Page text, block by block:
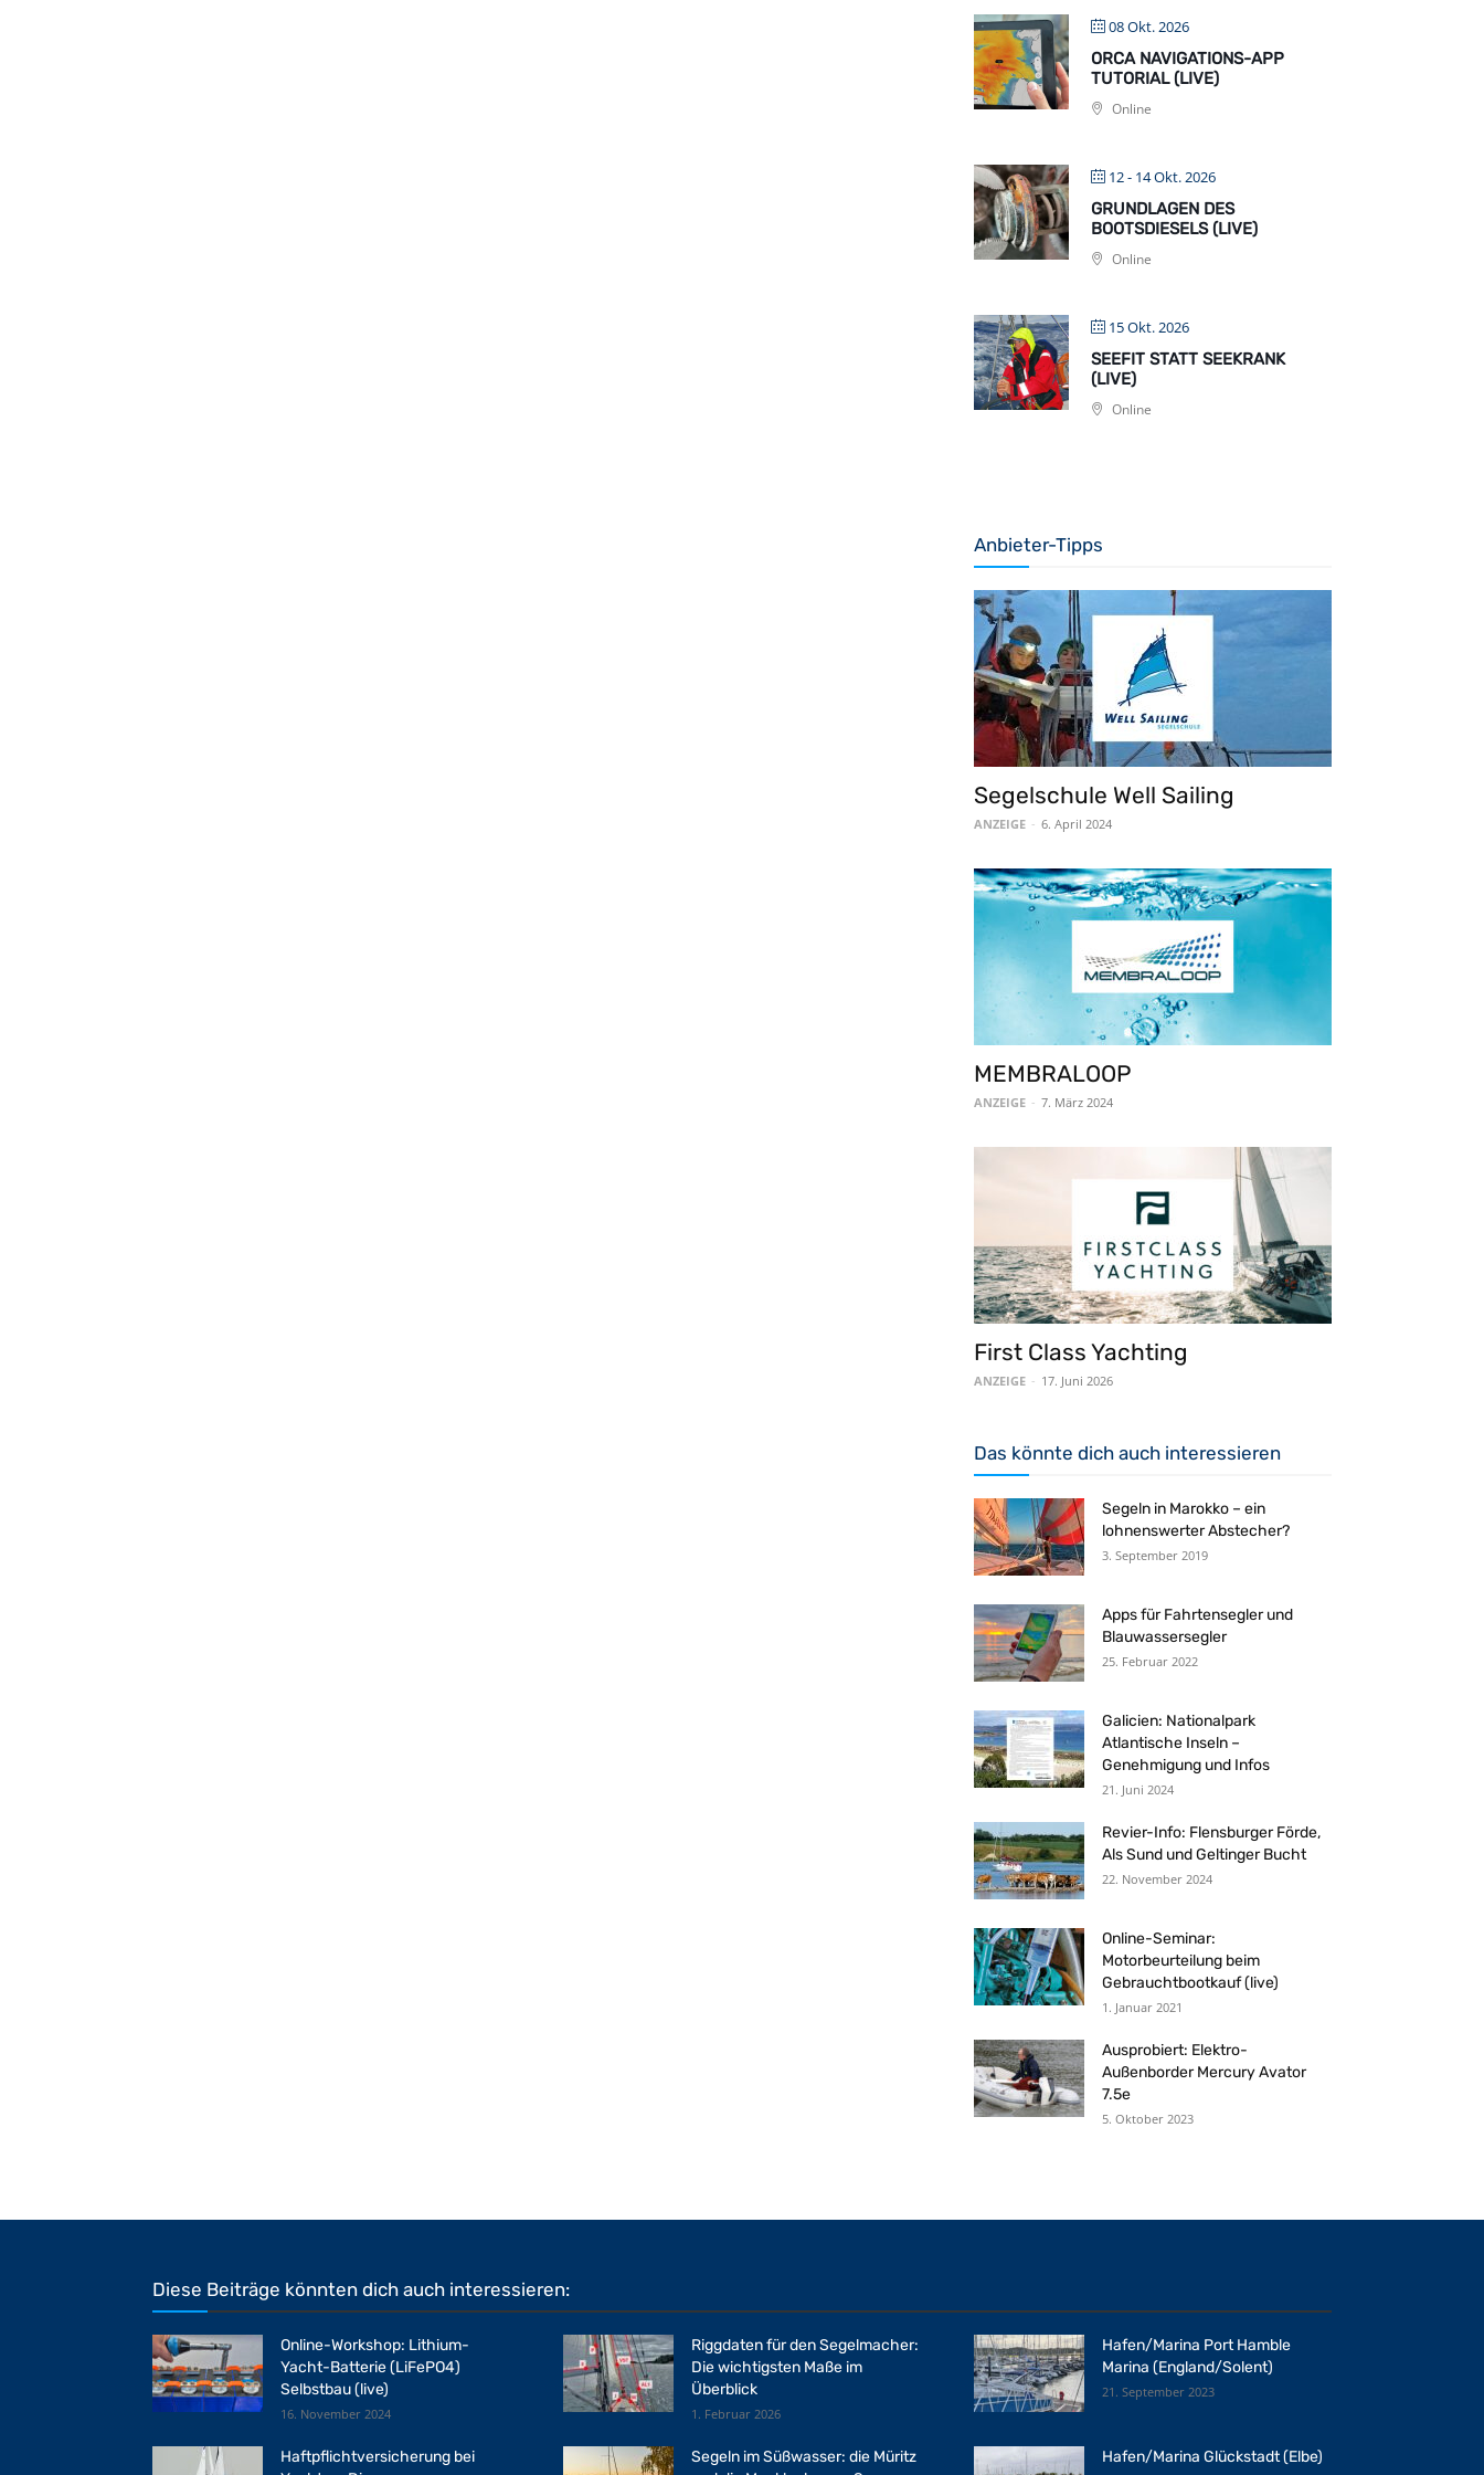
08 Okt. 2026
ORCA NAVIGATIONS-APP
TUTORIAL (LIVE)
Online
12 - 14 Okt. 2026
GRUNDLAGEN DES
BOOTSDIESELS (LIVE)
Online
15 Okt. 2026
SEEFIT STATT SEEKRANK
(LIVE)
Online
Anbieter-Tipps
Segelschule Well Sailing
ANZEIGE - 6. April 2024
MEMBRALOOP
ANZEIGE - 7. März 2024
First Class Yachting
ANZEIGE - 17. Juni 2026
Das könnte dich auch interessieren
Segeln in Marokko – ein
lohnenswerter Abstecher?
3. September 2019
Apps für Fahrtensegler und
Blauwassersegler
25. Februar 2022
Galicien: Nationalpark
Atlantische Inseln –
Genehmigung und Infos
21. Juni 2024
Revier-Info: Flensburger Förde,
Als Sund und Geltinger Bucht
22. November 2024
Online-Seminar:
Motorbeurteilung beim
Gebrauchtbootkauf (live)
1. Januar 2021
Ausprobiert: Elektro-
Außenborder Mercury Avator
7.5e
5. Oktober 2023
Diese Beiträge könnten dich auch interessieren:
Online-Workshop: Lithium-
Yacht-Batterie (LiFePO4)
Selbstbau (live)
16. November 2024
Riggdaten für den Segelmacher:
Die wichtigsten Maße im
Überblick
1. Februar 2026
Hafen/Marina Port Hamble
Marina (England/Solent)
21. September 2023
Haftpflichtversicherung bei
Segeln im Süßwasser: die Müritz
Hafen/Marina Glückstadt (Elbe)